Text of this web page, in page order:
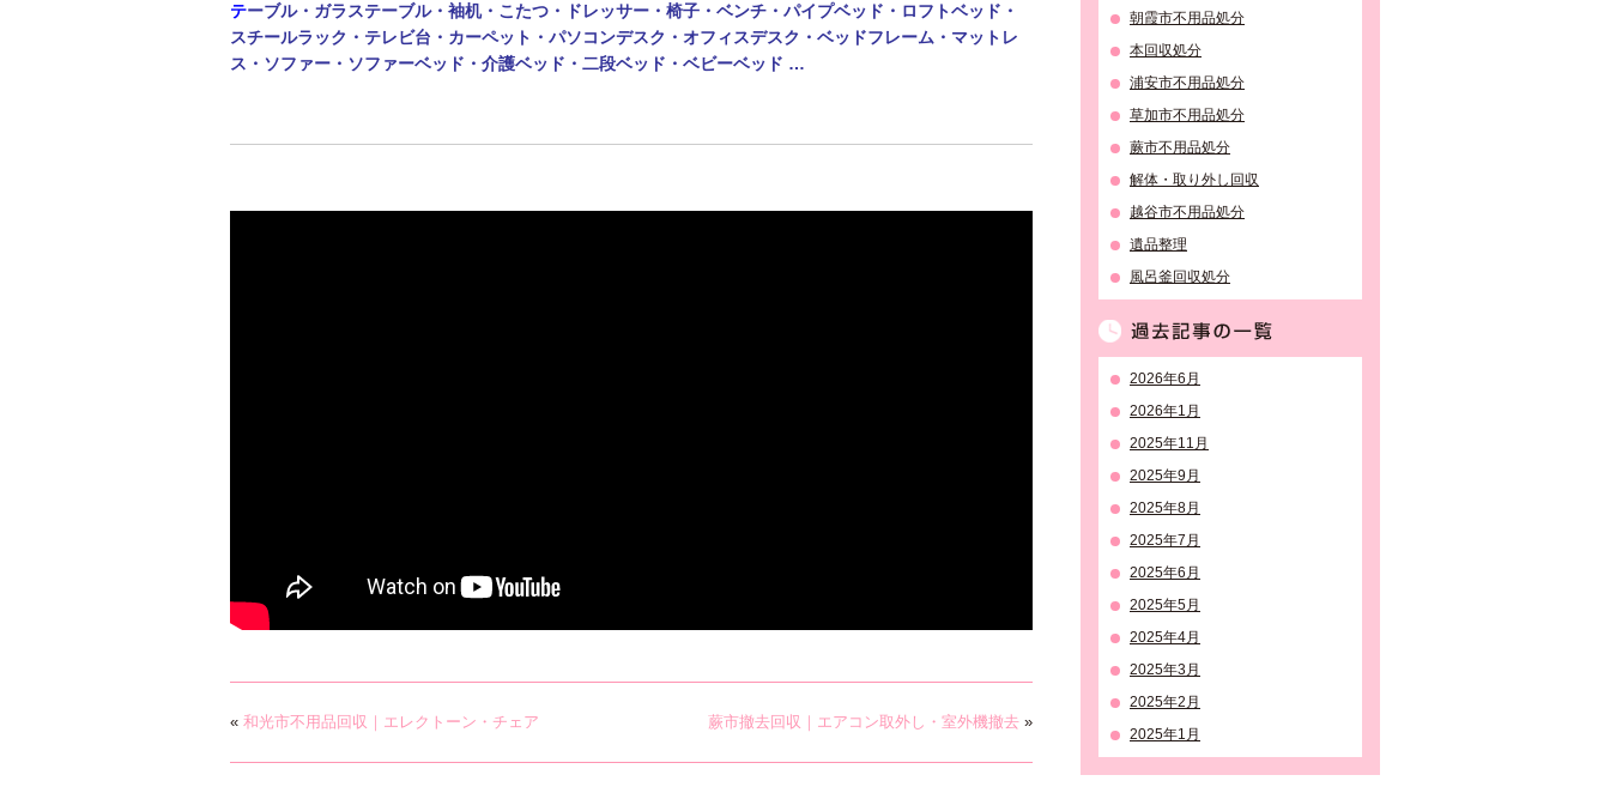
テーブル・ ガラステーブル・袖机・こたつ・ドレッサー・椅子・ベンチ・パイプベッド・ロフトベッド・
スチールラック・テレビ台・カーペット・パソコンデスク・オフィスデスク・ベッドフレーム・マットレ
ス・ソファー・ソファーベッド・介護ベッド・二段ベッド・ ベビーベッド …
« 和光市不用品回収｜エレクトーン・チェア 蕨市撤去回収｜エアコン取外し・室外機撤去 »
朝霞市不用品処分
本回収処分
浦安市不用品処分
草加市不用品処分
蕨市不用品処分
解体・取り外し回収
越谷市不用品処分
遺品整理
風呂釜回収処分
2026年6月
2026年1月
2025年11月
2025年9月
2025年8月
2025年7月
2025年6月
2025年5月
2025年4月
2025年3月
2025年2月
2025年1月